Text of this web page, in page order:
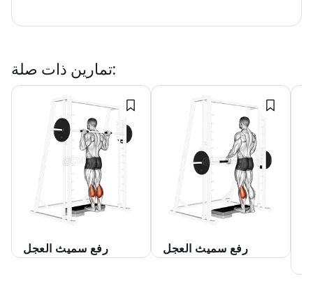
تمارين ذات صلة:
رفع سميث العجل رفع سميث العجل